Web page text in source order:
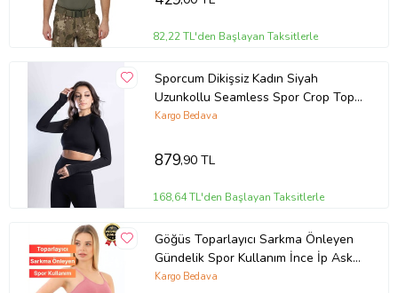
82,22 TL'den Başlayan Taksitlerle
Sporcum Dikişsiz Kadın Siyah
Uzunkollu Seamless Spor Crop Top
– Sirius Serisi
Kargo Bedava
879,90 TL
168,64 TL'den Başlayan Taksitlerle
Göğüs Toparlayıcı Sarkma Önleyen
Gündelik Spor Kullanım İnce İp Askılı
Pedli Çizgili Crop Büstiyer (Pembe)
Kargo Bedava